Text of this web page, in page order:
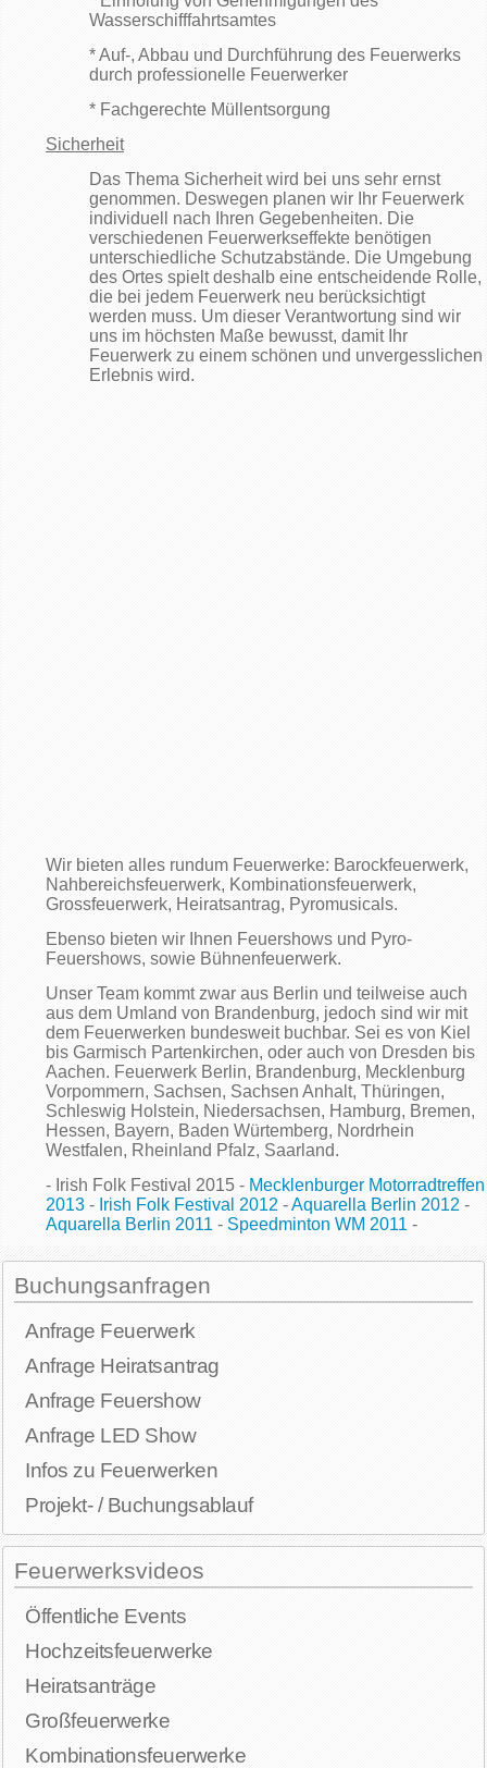
Wasserschifffahrtsamtes
* Auf-, Abbau und Durchführung des Feuerwerks
durch professionelle Feuerwerker
* Fachgerechte Müllentsorgung
Sicherheit
Das Thema Sicherheit wird bei uns sehr ernst
genommen. Deswegen planen wir Ihr Feuerwerk
individuell nach Ihren Gegebenheiten. Die
verschiedenen Feuerwerkseffekte benötigen
unterschiedliche Schutzabstände. Die Umgebung
des Ortes spielt deshalb eine entscheidende Rolle,
die bei jedem Feuerwerk neu berücksichtigt
werden muss. Um dieser Verantwortung sind wir
uns im höchsten Maße bewusst, damit Ihr
Feuerwerk zu einem schönen und unvergesslichen
Erlebnis wird.
Wir bieten alles rundum Feuerwerke: Barockfeuerwerk,
Nahbereichsfeuerwerk, Kombinationsfeuerwerk,
Grossfeuerwerk, Heiratsantrag, Pyromusicals.
Ebenso bieten wir Ihnen Feuershows und Pyro-
Feuershows, sowie Bühnenfeuerwerk.
Unser Team kommt zwar aus Berlin und teilweise auch
aus dem Umland von Brandenburg, jedoch sind wir mit
dem Feuerwerken bundesweit buchbar. Sei es von Kiel
bis Garmisch Partenkirchen, oder auch von Dresden bis
Aachen. Feuerwerk Berlin, Brandenburg, Mecklenburg
Vorpommern, Sachsen, Sachsen Anhalt, Thüringen,
Schleswig Holstein, Niedersachsen, Hamburg, Bremen,
Hessen, Bayern, Baden Würtemberg, Nordrhein
Westfalen, Rheinland Pfalz, Saarland.
- Irish Folk Festival 2015 - Mecklenburger Motorradtreffen
2013 - Irish Folk Festival 2012 -Aquarella Berlin 2012 -
Aquarella Berlin 2011 - Speedminton WM 2011 -
Buchungsanfragen
Anfrage Feuerwerk
Anfrage Heiratsantrag
Anfrage Feuershow
Anfrage LED Show
Infos zu Feuerwerken
Projekt- / Buchungsablauf
Feuerwerksvideos
Öffentliche Events
Hochzeitsfeuerwerke
Heiratsanträge
Großfeuerwerke
Kombinationsfeuerwerke